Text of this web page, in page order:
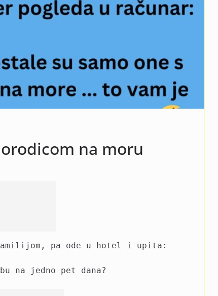
horoskopska znaka neka se
spreme za iznenađenje
na moru
familijom, pa ode u hotel i upita:
na jedno pet dana?